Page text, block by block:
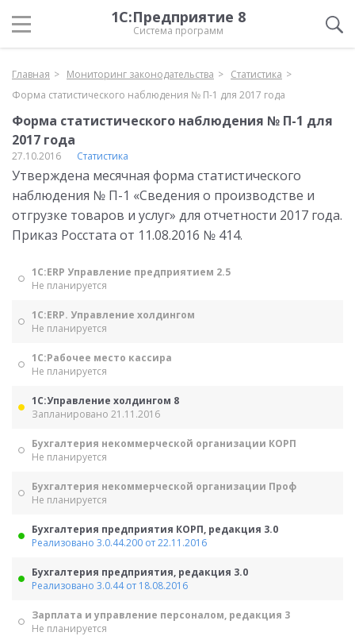
1С:Предприятие 8
Система программ
Главная Мониторинг законодательства
Статистика
Форма статистического наблюдения № П-1 для 2017 года
Форма статистического наблюдения № П-1 для
2017 года
27.10.2016 Статистика
Утверждена месячная форма статистического
наблюдения № П-1 «Сведения о производстве и
отгрузке товаров и услуг» для отчетности 2017 года.
Приказ Росстата от 11.08.2016 № 414.
1С:ERP Управление предприятием 2.5
Не планируется
1С:ERP. Управление холдингом
Не планируется
1С:Рабочее место кассира
Не планируется
1С:Управление холдингом 8
Запланировано 21.11.2016
Бухгалтерия некоммерческой организации КОРП
Не планируется
Бухгалтерия некоммерческой организации Проф
Не планируется
Бухгалтерия предприятия КОРП, редакция 3.0
Реализовано 3.0.44.200 от 22.11.2016
Бухгалтерия предприятия, редакция 3.0
Реализовано 3.0.44 от 18.08.2016
Зарплата и управление персоналом, редакция 3
Не планируется